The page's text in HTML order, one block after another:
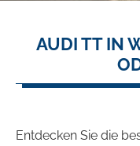
AUDI TT IN
Entdecken Sie die